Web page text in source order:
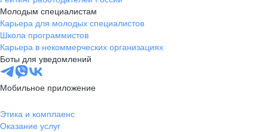
Молодым специалистам
Карьера для молодых специалистов
Школа программистов
Карьера в некоммерческих организациях
Боты для уведомлений
Мобильное приложение
Этика и комплаенс
Оказание услуг